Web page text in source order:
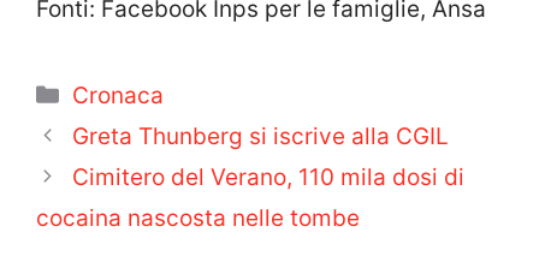
Fonti: Facebook Inps per le famiglie, Ansa
Categorie
Cronaca
Greta Thunberg si iscrive alla CGIL
Cimitero del Verano, 110 mila dosi di
cocaina nascosta nelle tombe